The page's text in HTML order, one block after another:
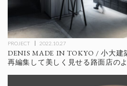
PROJECT 2022.10.27
DENIS MADE IN TOKYO / 小大建
再編集して美しく見せる路面店の